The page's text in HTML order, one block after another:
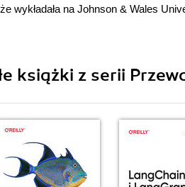
wykładała na Johnson & Wales
książki z serii